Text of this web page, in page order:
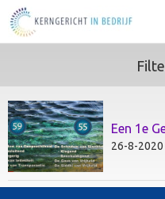
Home Agenda
Een 1e
26-8-2020